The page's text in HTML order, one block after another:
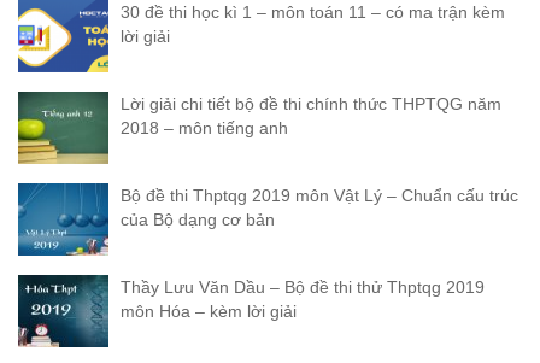
30 đề thi học kì 1 – môn toán 11 – có ma trận kèm
lời giải
Lời giải chi tiết bộ đề thi chính thức THPTQG năm
2018 – môn tiếng anh
Bộ đề thi Thptqg 2019 môn Vật Lý – Chuẩn cấu trúc
của Bộ dạng cơ bản
Thầy Lưu Văn Dầu – Bộ đề thi thử Thptqg 2019
môn Hóa – kèm lời giải